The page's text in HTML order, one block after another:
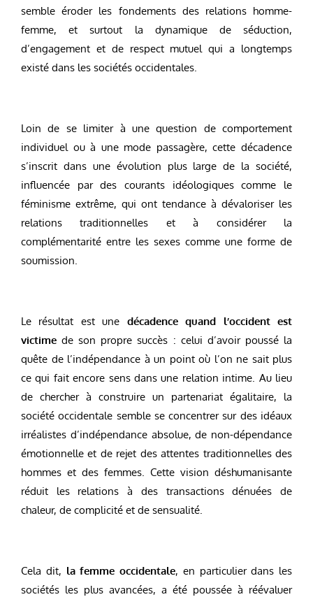
semble éroder les fondements des relations homme-
femme, et surtout la dynamique de séduction,
d’engagement et de respect mutuel qui a longtemps
existé dans les sociétés occidentales.
Loin de se limiter à une question de comportement
individuel ou à une mode passagère, cette décadence
s’inscrit dans une évolution plus large de la société,
influencée par des courants idéologiques comme le
féminisme extrême, qui ont tendance à dévaloriser les
relations traditionnelles et à considérer la
complémentarité entre les sexes comme une forme de
soumission.
Le résultat est une décadence quand l’occident est
victime de son propre succès : celui d’avoir poussé la
quête de l’indépendance à un point où l’on ne sait plus
ce qui fait encore sens dans une relation intime. Au lieu
de chercher à construire un partenariat égalitaire, la
société occidentale semble se concentrer sur des idéaux
irréalistes d’indépendance absolue, de non-dépendance
émotionnelle et de rejet des attentes traditionnelles des
hommes et des femmes. Cette vision déshumanisante
réduit les relations à des transactions dénuées de
chaleur, de complicité et de sensualité.
Cela dit, la femme occidentale, en particulier dans les
sociétés les plus avancées, a été poussée à réévaluer